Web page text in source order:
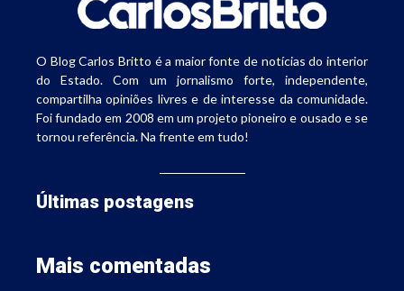
O Blog Carlos Britto é a maior fonte de notícias do interior
do Estado. Com um jornalismo forte, independente,
compartilha opiniões livres e de interesse da comunidade.
Foi fundado em 2008 em um projeto pioneiro e ousado e se
tornou referência. Na frente em tudo!
Últimas postagens
Mais comentadas